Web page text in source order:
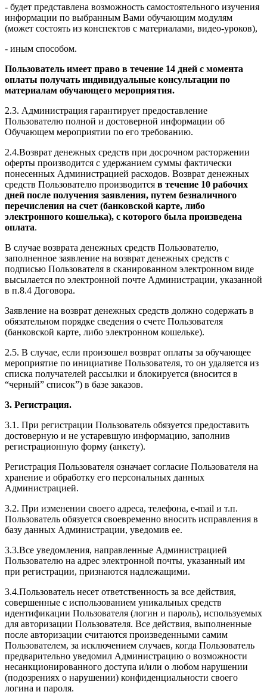
- будет представлена возможность самостоятельного изучения
информации по выбранным Вами обучающим модулям
(может состоять из конспектов с материалами, видео-уроков),
- иным способом.
Пользователь имеет право в течение 14 дней с момента
оплаты получать индивидуальные консультации по
материалам обучающего мероприятия.
2.3. Администрация гарантирует предоставление
Пользователю полной и достоверной информации об
Обучающем мероприятии по его требованию.
2.4.Возврат денежных средств при досрочном расторжении
оферты производится с удержанием суммы фактически
понесенных Администрацией расходов. Возврат денежных
средств Пользователю производится в течение 10 рабочих
дней после получения заявления, путем безналичного
перечисления на счет (банковской карте, либо
электронного кошелька), с которого была произведена
оплата.
В случае возврата денежных средств Пользователю,
заполненное заявление на возврат денежных средств с
подписью Пользователя в сканированном электронном виде
высылается по электронной почте Администрации, указанной
в п.8.4 Договора.
Заявление на возврат денежных средств должно содержать в
обязательном порядке сведения о счете Пользователя
(банковской карте, либо электронном кошельке).
2.5. В случае, если произошел возврат оплаты за обучающее
мероприятие по инициативе Пользователя, то он удаляется из
списка получателей рассылки и блокируется (вносится в
“черный” список”) в базе заказов.
3. Регистрация.
3.1. При регистрации Пользователь обязуется предоставить
достоверную и не устаревшую информацию, заполнив
регистрационную форму (анкету).
Регистрация Пользователя означает согласие Пользователя на
хранение и обработку его персональных данных
Администрацией.
3.2. При изменении своего адреса, телефона, e-mail и т.п.
Пользователь обязуется своевременно вносить исправления в
базу данных Администрации, уведомив ее.
3.3.Все уведомления, направленные Администрацией
Пользователю на адрес электронной почты, указанный им
при регистрации, признаются надлежащими.
3.4.Пользователь несет ответственность за все действия,
совершенные с использованием уникальных средств
идентификации Пользователя (логин и пароль), используемых
для авторизации Пользователя. Все действия, выполненные
после авторизации считаются произведенными самим
Пользователем, за исключением случаев, когда Пользователь
предварительно уведомил Администрацию о возможности
несанкционированного доступа и/или о любом нарушении
(подозрениях о нарушении) конфиденциальности своего
логина и пароля.